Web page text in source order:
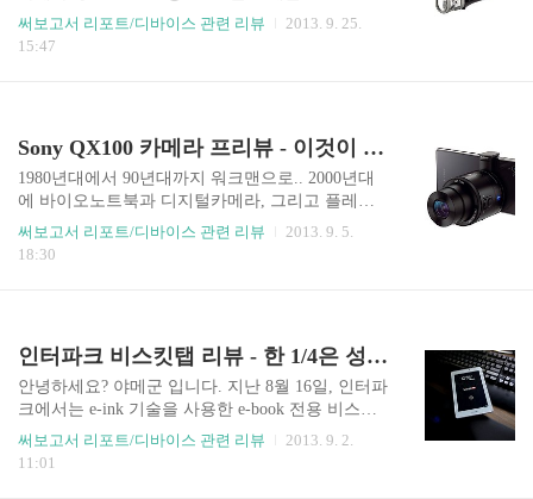
경우 출시 전날 국내에서 줄서기 행렬과 온라인 예
약 폭주사태가 일어났지만, 5S의 경우엔 ..
도 그렇고.. 과거의 소니다운 약간 똘끼있는 아이
템? 모습으로 돌아가는 듯 하여, 한때 "소니빠"였던
지난 9월 6일부터 11일까지 독일 베를린에서 열린
IFA 2013 행사를 통해 첫 선을 보였습니다. 아.. 그
러고보니, 괴랄한 역작.. 갤럭시기어도 여기서 첫
적인 일반유저가 아닌, 프로/아마추어 뮤지션이나
뮤직비디오 제작니즈를 가진 유저를 위한..
써보고서 리포트/디바이스 관련 리뷰
2013. 9. 25.
15:47
Sony QX100 카메라 프리뷰 - 이것이 바로 혁신이다.
1980년대에서 90년대까지 워크맨으로.. 2000년대
에 바이오노트북과 디지털카메라, 그리고 플레이
스테이션 등 매 시기에 IT트렌드를 이끄는 대표적
인 프리미엄 전자회사로 널리 알려진 소니... 하지
큰 사고를 친 것 같습니다.. 이번에 소니에서는 포
텐터진 QX100과 QX10 스마트 디지털카메라를 출
시했는데요, 스마트 디지털카메라라면.. 왠지 삼성
리즈 등과 같이 터치방식의 LCD가 큼지막하게 달
려있고 카메라로 페이스북이나 트위터에 사진을 ..
써보고서 리포트/디바이스 관련 리뷰
2013. 9. 5.
18:30
인터파크 비스킷탭 리뷰 - 한 1/4은 성공한걸까?
안녕하세요? 야메군 입니다. 지난 8월 16일, 인터파
크에서는 e-ink 기술을 사용한 e-book 전용 비스킷
의 실패를 뒤로하고 컬러 LCD를 탑재한 태블릿PC
인 비스킷탭을 출시했었는데요, 비슷한 시기에 출
써보고서 리포트/디바이스 관련 리뷰
2013. 9. 2.
11:01